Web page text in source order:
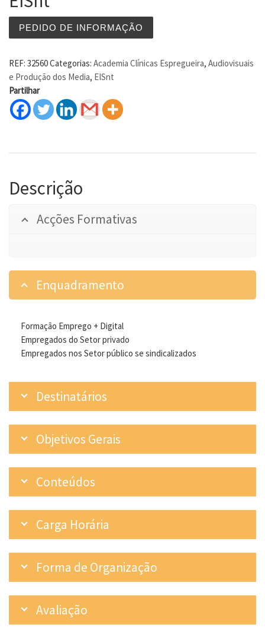
PEDIDO DE INFORMAÇÃO
REF: 32560Categorias: Academia Clínicas Espregueira, Audiovisuais
e Produção dos Media, EISnt
Partilhar
Descrição
Acções Formativas
Enquadramento
Formação Emprego + Digital
Empregados do Setor privado
Empregados nos Setor público se sindicalizados
Destinatários
Objetivos Gerais
Conteúdos
Carga Horária
Forma de Organização
Avaliação